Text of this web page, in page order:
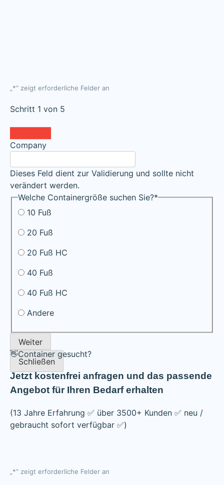
„*“ zeigt erforderliche Felder an
Schritt 1 von 5
Company
Dieses Feld dient zur Validierung und sollte nicht
verändert werden.
Welche Containergröße suchen Sie?*
10 Fuß
20 Fuß
20 Fuß HC
40 Fuß
40 Fuß HC
Andere
Weiter
Schließen
👋Container gesucht?
Jetzt kostenfrei anfragen und das passende
Angebot für Ihren Bedarf erhalten
(13 Jahre Erfahrung ✅ über 3500+ Kunden ✅ neu /
gebraucht sofort verfügbar ✅)
*“ zeigt erforderliche Felder an